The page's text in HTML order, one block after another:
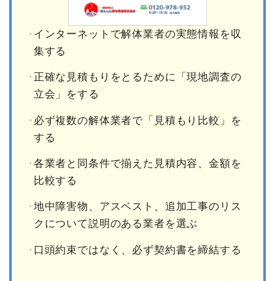
インターネットで解体業者の実態情報を収
集する
正確な見積もりをとるために「現地調査の
立会」をする
必ず複数の解体業者で「見積もり比較」を
する
各業者と同条件で揃えた見積内容、金額を
比較する
地中障害物、アスベスト、追加工事のリス
クについて説明のある業者を選ぶ
口頭約束ではなく、必ず契約書を締結する